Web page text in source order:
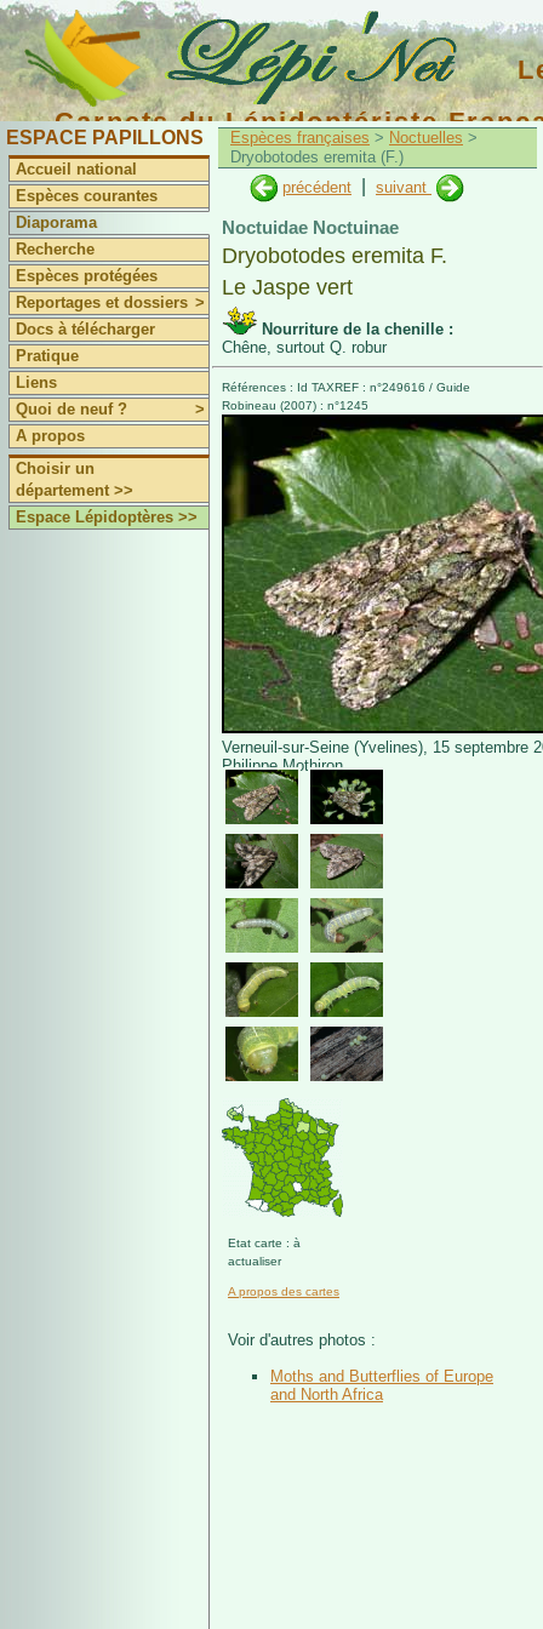
Carnets du Lépidoptériste
ESPACE PAPILLONS
Accueil national
Espèces courantes
Diaporama
Recherche
Espèces protégées
Reportages et dossiers >
Docs à télécharger
Pratique
Liens
Quoi de neuf ?
>
A propos
Choisir un
département >>
Espace Lépidoptères >>
Espèces françaises > Noctuelles >
Dryobotodes eremita (F.)
précédent
suivant
Noctuidae Noctuinae
Dryobotodes eremita F.
Le Jaspe vert
Nourriture de la chenille :
Chêne, surtout Q. robur
Références : Id TAXREF : n°249616 / Guide
Robineau (2007) : n°1245
Verneuil-sur-Seine (Yvelines), 15 septembre
Philippe Mothiron.
Etat carte : à
actualiser
A propos des cartes
Voir d'autres photos :
Moths and Butterflies of Europe
and North Africa